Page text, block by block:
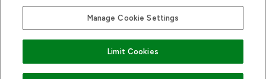
Pay with
Manage Cookie Settings
Limit Cookies